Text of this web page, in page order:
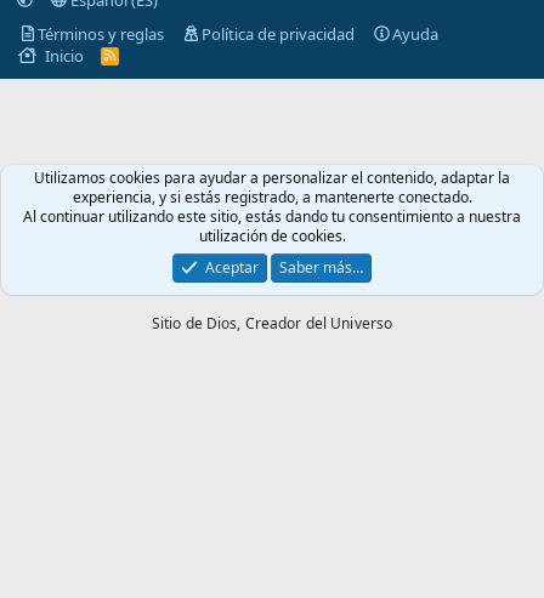
Términos y reglas
Política de privacidad
Ayuda
Inicio
R
S
Utilizamos cookies para ayudar a personalizar el contenido, adaptar la
experiencia, y si estás registrado, a mantenerte conectado.
Al continuar utilizando este sitio, estás dando tu consentimiento a nuestra
utilización de cookies.
Aceptar
Saber más…
Sitio de Dios, Creador del Universo